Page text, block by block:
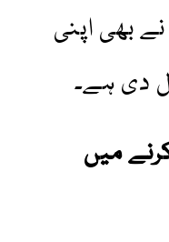
بھی اپنی
دی ہے۔
میں